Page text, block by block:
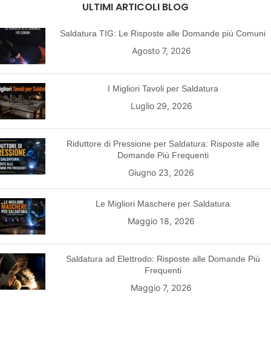
ULTIMI ARTICOLI BLOG
Saldatura TIG: Le Risposte alle Domande più Comuni
Agosto 7, 2026
I Migliori Tavoli per Saldatura
Luglio 29, 2026
Riduttore di Pressione per Saldatura: Risposte alle
Domande Più Frequenti
Giugno 23, 2026
Le Migliori Maschere per Saldatura
Maggio 18, 2026
Saldatura ad Elettrodo: Risposte alle Domande Più
Frequenti
Maggio 7, 2026